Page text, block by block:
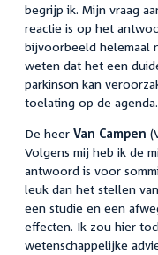
begrijp ik. Mijn vraag
reactie is op het
bijvoorbeeld helemaal
weten dat het een
parkinson kan
toelating op de agenda.
De heer Van Campen
Volgens mij heb ik de
antwoord is voor
leuk dan het stellen
een studie en een
effecten. Ik zou hier
wetenschappelijke